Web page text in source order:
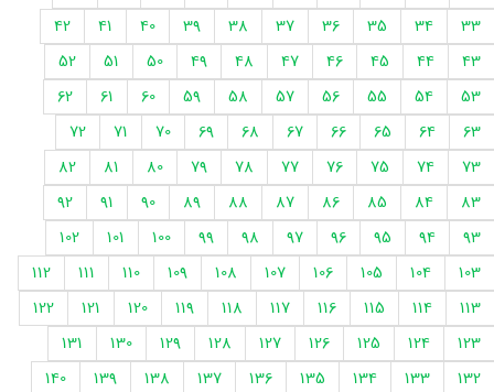
33
34
35
36
37
38
39
40
41
42
43
44
45
46
47
48
49
50
51
52
53
54
55
56
57
58
59
60
61
62
63
64
65
66
67
68
69
70
71
72
73
74
75
76
77
78
79
80
81
82
83
84
85
86
87
88
89
90
91
92
93
94
95
96
97
98
99
100
101
102
103
104
105
106
107
108
109
110
111
112
113
114
115
116
117
118
119
120
121
122
123
124
125
126
127
128
129
130
131
132
133
134
135
136
137
138
139
140